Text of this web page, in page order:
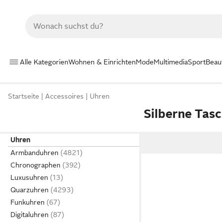
Alle KategorienWohnen & EinrichtenModeMultimediaSport
Startseite Accessoires Uhren
Silberne
Uhren
Armbanduhren
Chronographen
Luxusuhren
Quarzuhren
Funkuhren
Digitaluhren